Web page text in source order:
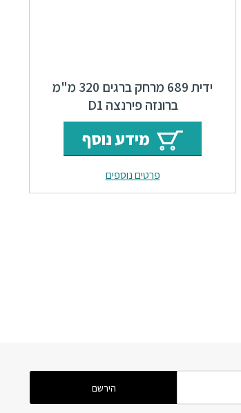
ידית 689 מרחק ברגים 320 מ"מ
ברונזה פירנצה D1
מידע נוסף
פרטים נוספים